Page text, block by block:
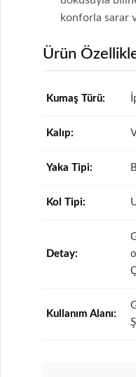
konforla sarar
Ürün
Kumaş Türü:
Kalıp:
Yaka Tipi:
Kol Tipi:
Detay:
Kullanım Alanı: